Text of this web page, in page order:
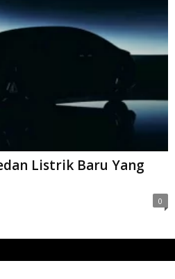
Listrik Baru Yang
0